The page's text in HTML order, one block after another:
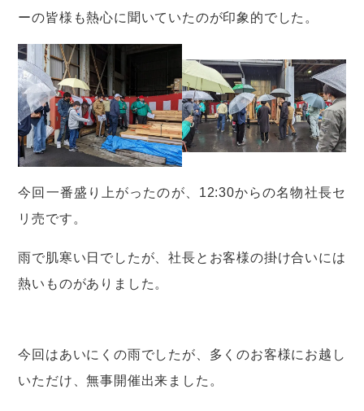
ーの皆様も熱心に聞いていたのが印象的でした。
今回一番盛り上がったのが、12:30からの名物社長セ
リ売です。
雨で肌寒い日でしたが、社長とお客様の掛け合いには
熱いものがありました。
今回はあいにくの雨でしたが、多くのお客様にお越し
いただけ、無事開催出来ました。